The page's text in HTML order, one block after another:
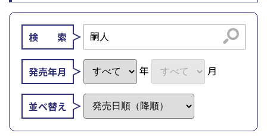
検 索 検索
発売年月 年 月
並べ替え